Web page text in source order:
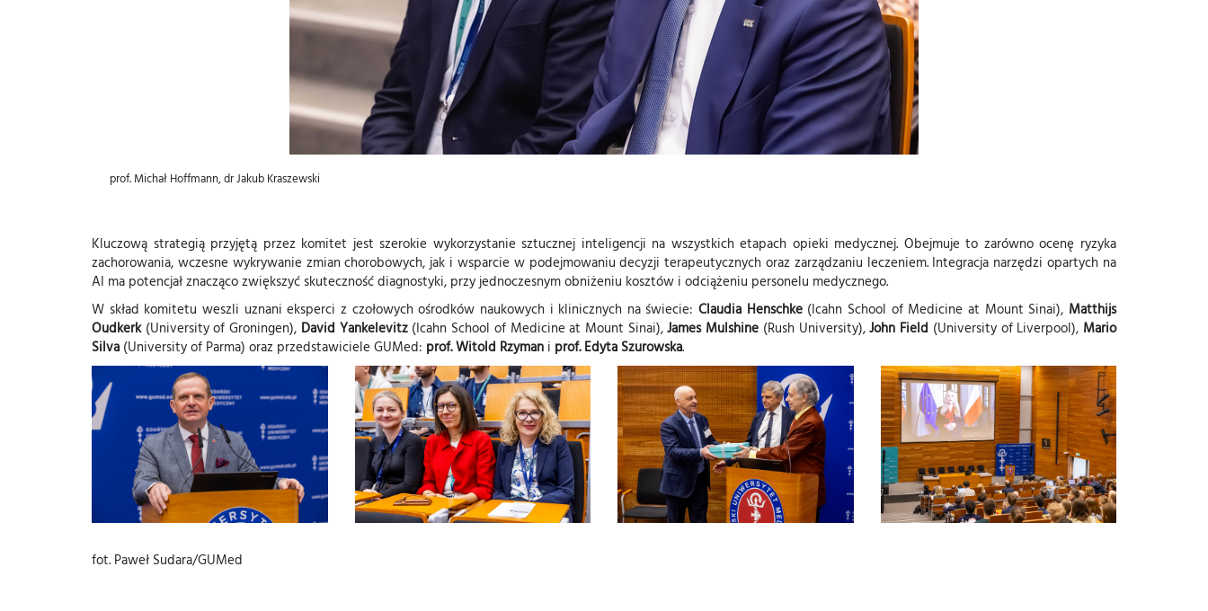
prof. Michał Hoffmann, dr Jakub Kraszewski
Kluczową strategią przyjętą przez komitet jest szerokie wykorzystanie sztucznej inteligencji na wszystkich etapach opieki medycznej. Obejmuje to zarówno ocenę ryzyka
zachorowania, wczesne wykrywanie zmian chorobowych, jak i wsparcie w podejmowaniu decyzji terapeutycznych oraz zarządzaniu leczeniem. Integracja narzędzi opartych na
AI ma potencjał znacząco zwiększyć skuteczność diagnostyki, przy jednoczesnym obniżeniu kosztów i odciążeniu personelu medycznego.
W skład komitetu weszli uznani eksperci z czołowych ośrodków naukowych i klinicznych na świecie:Claudia Henschke(Icahn School of Medicine at Mount Sinai), Matthijs
Oudkerk(University of Groningen), David Yankelevitz(Icahn School of Medicine at Mount Sinai),James Mulshine (Rush University),John Field (University of Liverpool), Mario
Silva (University of Parma) oraz przedstawiciele GUMed: prof. Witold Rzyman i prof. Edyta Szurowska.
fot. Paweł Sudara/GUMed